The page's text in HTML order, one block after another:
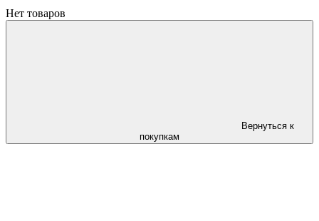
Нет товаров
Вернуться к
покупкам